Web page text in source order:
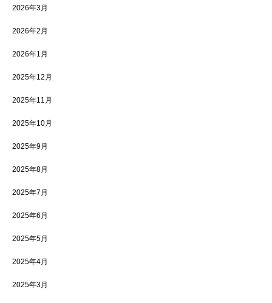
2026年3月
2026年2月
2026年1月
2025年12月
2025年11月
2025年10月
2025年9月
2025年8月
2025年7月
2025年6月
2025年5月
2025年4月
2025年3月